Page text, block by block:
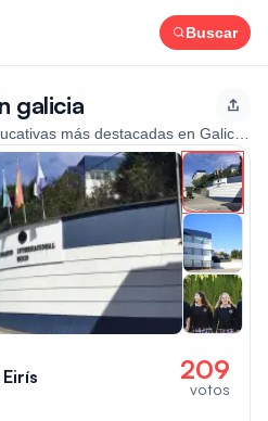
Buscar
galicia
más destacadas en Galicia,
209
votos